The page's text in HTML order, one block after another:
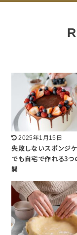
2025年1月15日
失敗しないスポンジ
でも自宅で作れる3つ
開